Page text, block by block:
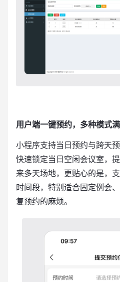
用户端一键预约，多种模式
小程序支持当日预约与跨天
快速锁定当日空闲会议室，
来多天场地，更贴心的是，
时间段，特别适合固定例会
复预约的麻烦。